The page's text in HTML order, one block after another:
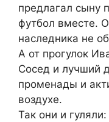
предлагал сыну
футбол вместе.
наследника не
А от прогулок
Сосед и лучший
променады и
воздухе.
Так они и